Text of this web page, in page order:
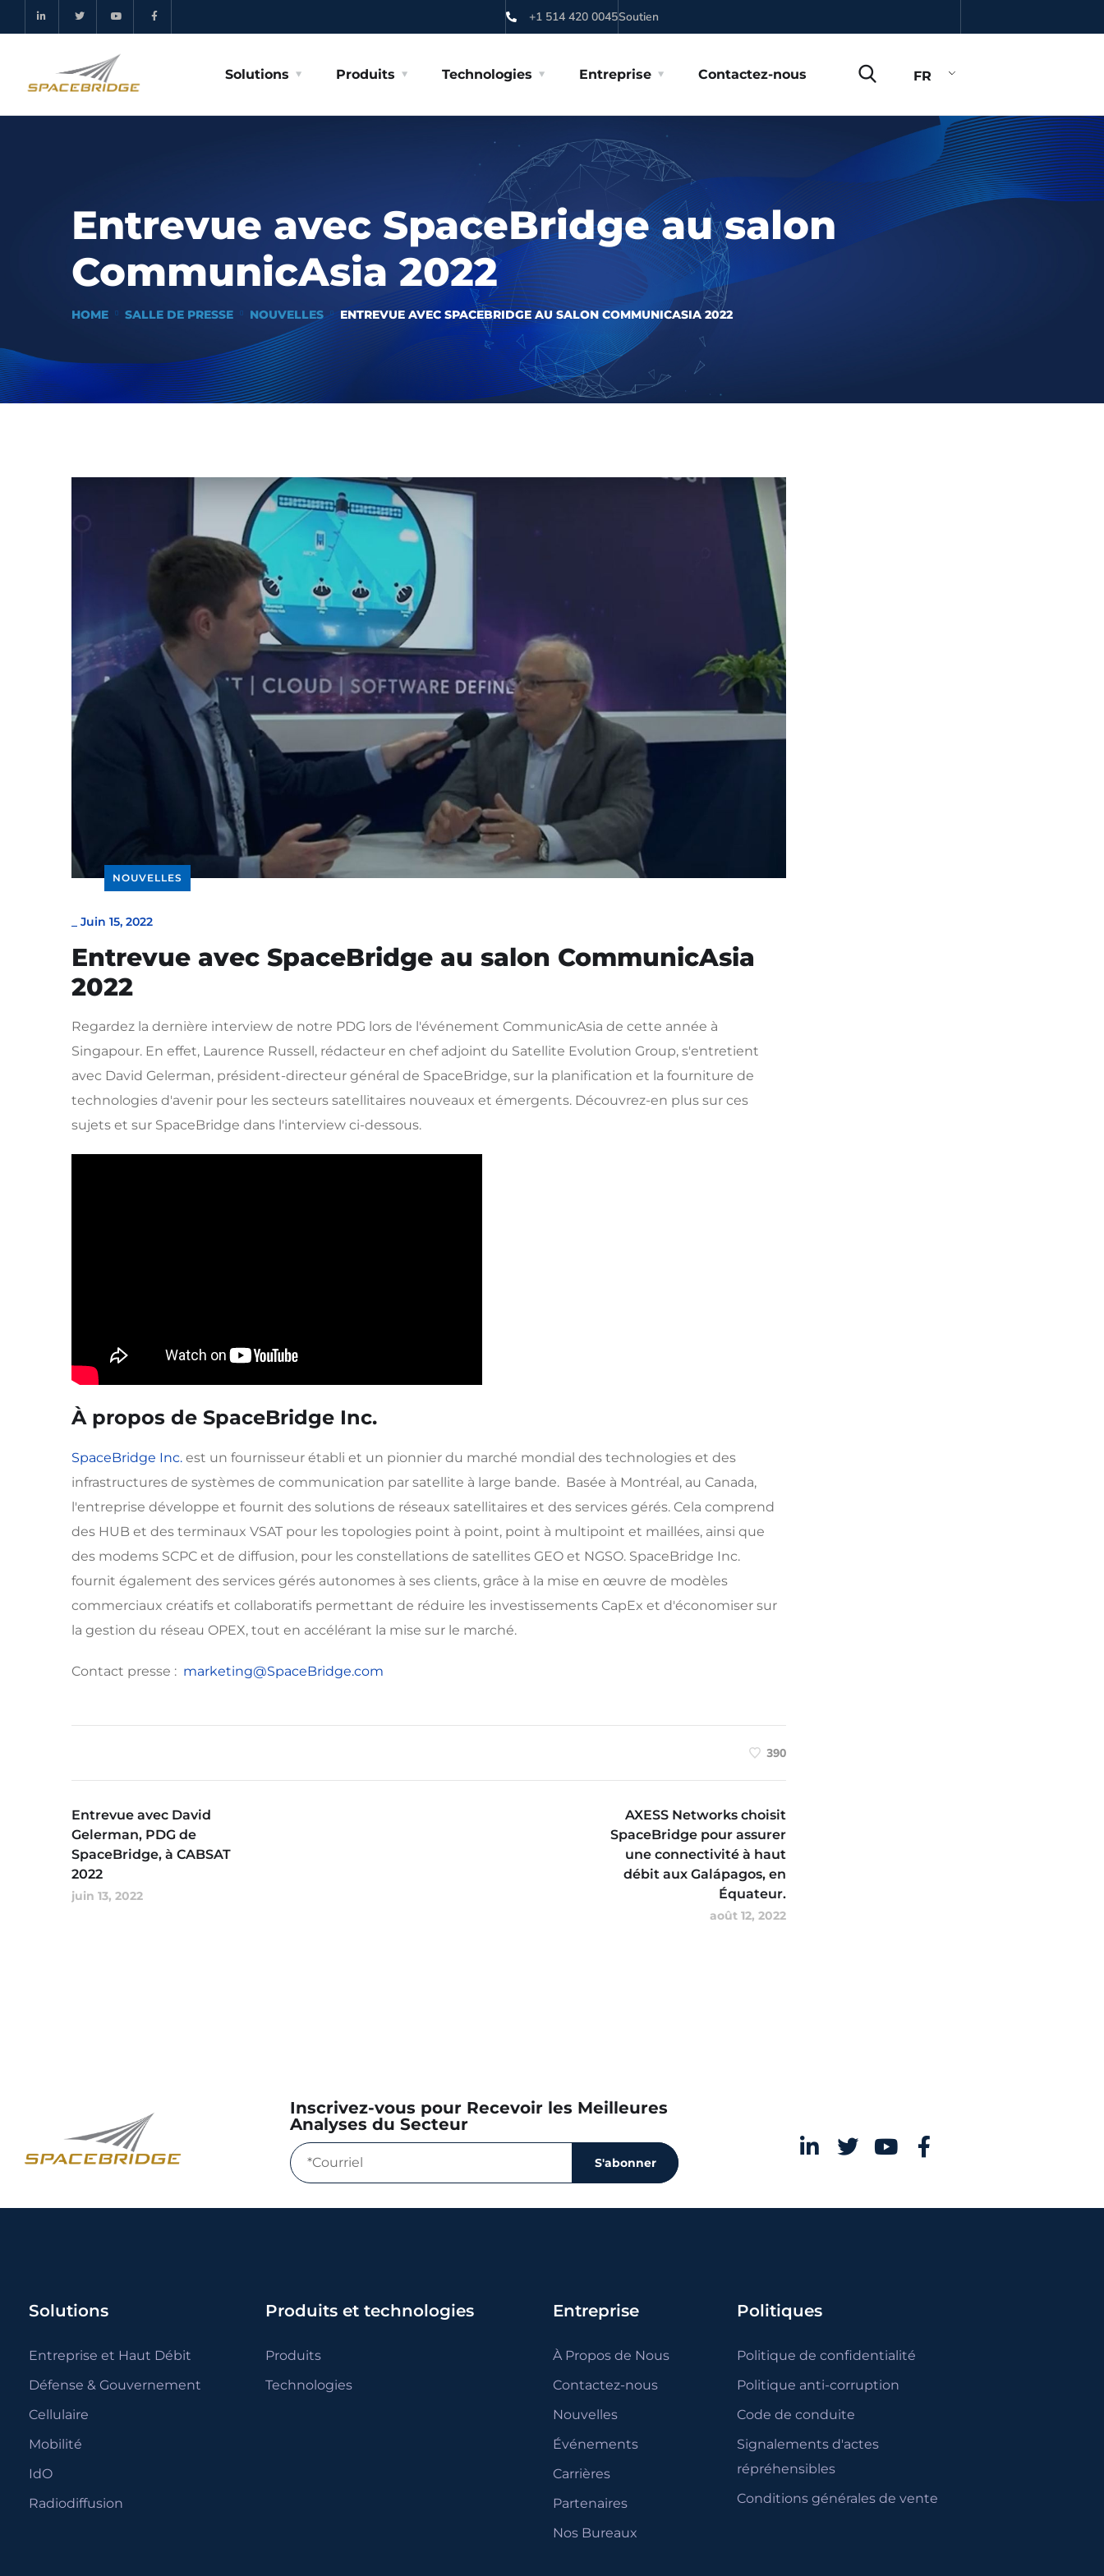
+1 514 420 0045Soutien
Solutions Produits Technologies Entreprise Contactez-nous FR
Entrevue avec SpaceBridge au salon
CommunicAsia 2022
HOME SALLE DE PRESSE NOUVELLES ENTREVUE AVEC SPACEBRIDGE AU SALON COMMUNICASIA 2022
NOUVELLES
Juin 15, 2022
Entrevue avec SpaceBridge au salon CommunicAsia
2022
Regardez la dernière interview de notre PDG lors de l'événement CommunicAsia de cette année à
Singapour. En effet, Laurence Russell, rédacteur en chef adjoint du Satellite Evolution Group, s'entretient
avec David Gelerman, président-directeur général de SpaceBridge, sur la planification et la fourniture de
technologies d'avenir pour les secteurs satellitaires nouveaux et émergents. Découvrez-en plus sur ces
sujets et sur SpaceBridge dans l'interview ci-dessous.
À propos de SpaceBridge Inc.
SpaceBridge Inc. est un fournisseur établi et un pionnier du marché mondial des technologies et des
infrastructures de systèmes de communication par satellite à large bande. Basée à Montréal, au Canada,
l'entreprise développe et fournit des solutions de réseaux satellitaires et des services gérés. Cela comprend
des HUB et des terminaux VSAT pour les topologies point à point, point à multipoint et maillées, ainsi que
des modems SCPC et de diffusion, pour les constellations de satellites GEO et NGSO. SpaceBridge Inc.
fournit également des services gérés autonomes à ses clients, grâce à la mise en œuvre de modèles
commerciaux créatifs et collaboratifs permettant de réduire les investissements CapEx et d'économiser sur
la gestion du réseau OPEX, tout en accélérant la mise sur le marché.
Contact presse : marketing@SpaceBridge.com
390
Entrevue avec David
Gelerman, PDG de
SpaceBridge, à CABSAT
2022
juin 13, 2022
AXESS Networks choisit
SpaceBridge pour assurer
une connectivité à haut
débit aux Galápagos, en
Équateur.
août 12, 2022
Inscrivez-vous pour Recevoir les Meilleures
Analyses du Secteur
S'abonner
Solutions
Entreprise et Haut Débit
Défense & Gouvernement
Cellulaire
Mobilité
IdO
Radiodiffusion
Produits et technologies
Produits
Technologies
Entreprise
À Propos de Nous
Contactez-nous
Nouvelles
Événements
Carrières
Partenaires
Nos Bureaux
Politiques
Politique de confidentialité
Politique anti-corruption
Code de conduite
Signalements d'actes
répréhensibles
Conditions générales de vente